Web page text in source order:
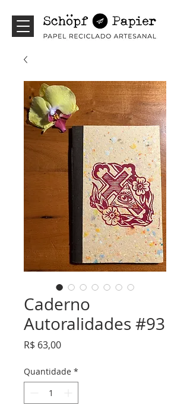
Caderno
Autoralidades #93
R$ 63,00Preço
Quantidade *